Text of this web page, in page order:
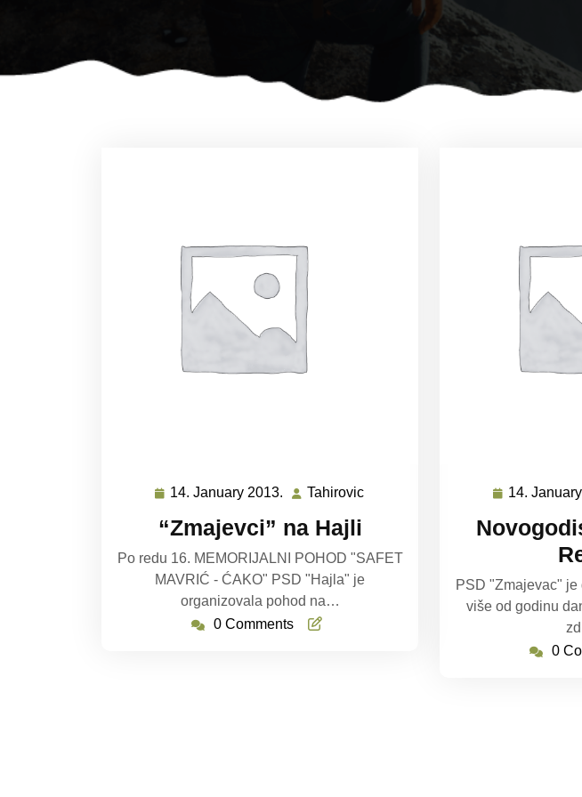
14. January 2013. 14.
2013.
Tahirovic
“Zmajevci” na Hajli
Po redu 16. MEMORIJALNI POHOD "SAFET
MAVRIĆ - ĆAKO" PSD "Hajla" je
organizovala pohod na…
0 Comments
14.
PSD "Zmajevac"
više od godinu
0